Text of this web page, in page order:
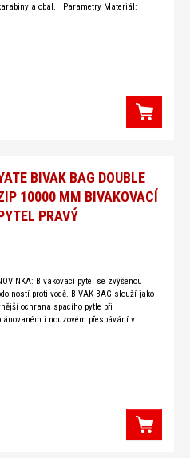
a obal. Parametry Materiál:
BIVAK BAG DOUBLE
10000 MM BIVAKOVACÍ
PRAVÝ
Bivakovací pytel se zvýšenou
proti vodě. BIVAK BAG slouží jako
ochrana spacího pytle při
i nouzovém přespávání v